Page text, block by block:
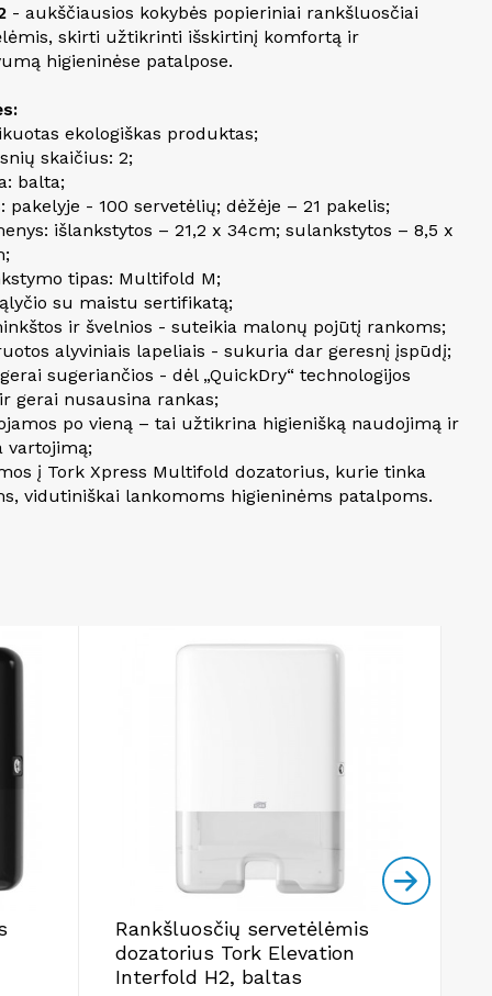
- aukščiausios kokybės popieriniai rankšluosčiai
skirti užtikrinti išskirtinį komfortą ir
higieninėse patalpose.
ekologiškas produktas;
skaičius: 2;
balta;
pakelyje - 100 servetėlių; dėžėje – 21 pakelis;
išlankstytos – 21,2 x 34cm; sulankstytos – 8,5 x
tipas: Multifold M;
su maistu sertifikatą;
ir švelnios - suteikia malonų pojūtį rankoms;
alyviniais lapeliais - sukuria dar geresnį įspūdį;
sugeriančios - dėl „QuickDry“ technologijos
gerai nusausina rankas;
po vieną – tai užtikrina higienišką naudojimą ir
vartojimą;
į Tork Xpress Multifold dozatorius, kurie tinka
vidutiniškai lankomoms higieninėms patalpoms.
Rankšluosčių servetėlėmis
dozatorius Tork Elevation
Interfold H2, baltas